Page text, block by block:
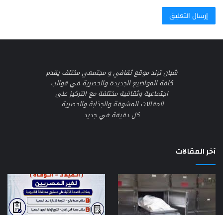
شبان ترند موقع ثقافي و مجتمعي مختلف يقدم
كافة المواضيع الجديدة والحصرية في قوالب
اجتماعية وثقافية مختلفة مع التركيز على
المقالات المشوقة والجذابة والحصرية.
كل دقيقة في جديد
آخر المقالات